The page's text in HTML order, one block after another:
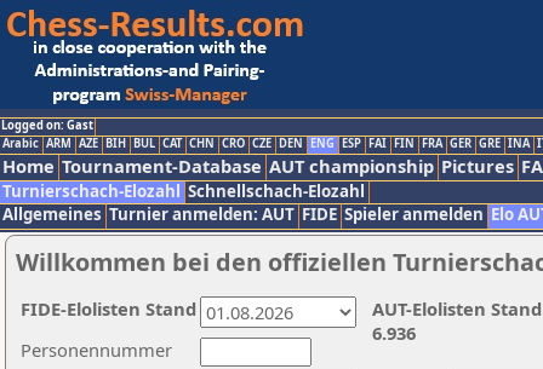
Logged on: Gast
Arabic ARM AZE BIH BUL CAT CHN CRO CZE DEN ENG ESP FAI FIN FRA GER GRE INA
Home Tournament-Database AUT championship Pictures
Turnierschach-Elozahl Schnellschach-Elozahl
Allgemeines Turnier anmelden: AUT FIDE Spieler anmelden Elo
Willkommen bei den offiziellen
Personennummer
AUT-Elolisten
6.936
FIDE-Elolisten Stand